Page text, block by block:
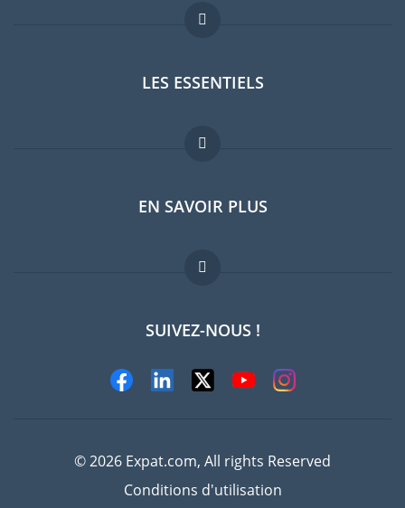
LES ESSENTIELS
Forum expatriés
Guides pays
Offres d'emploi
EN SAVOIR PLUS
FAQ
Experts
SUIVEZ-NOUS !
© 2026 Expat.com, All rights Reserved
Conditions d'utilisation